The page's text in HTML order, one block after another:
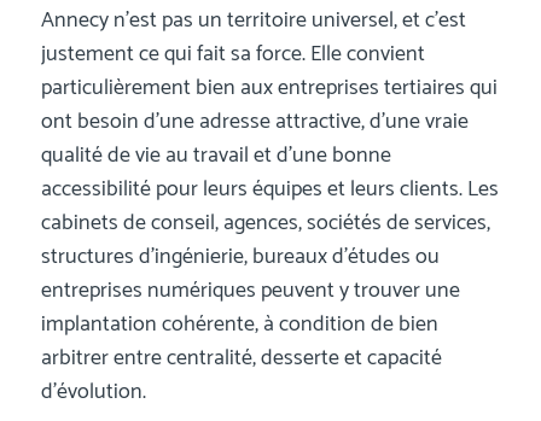
Annecy n’est pas un territoire universel, et c’est
justement ce qui fait sa force. Elle convient
particulièrement bien aux entreprises tertiaires qui
ont besoin d’une adresse attractive, d’une vraie
qualité de vie au travail et d’une bonne
accessibilité pour leurs équipes et leurs clients. Les
cabinets de conseil, agences, sociétés de services,
structures d’ingénierie, bureaux d’études ou
entreprises numériques peuvent y trouver une
implantation cohérente, à condition de bien
arbitrer entre centralité, desserte et capacité
d’évolution.